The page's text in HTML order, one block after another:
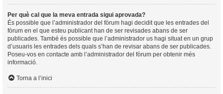
Per què cal que la meva entrada sigui aprovada?
És possible que l’administrador del fòrum hagi decidit que les entrades del
fòrum en el que esteu publicant han de ser revisades abans de ser
publicades. També és possible que l’administrador us hagi situat en un grup
d’usuaris les entrades dels quals s’han de revisar abans de ser publicades.
Poseu-vos en contacte amb l’administrador del fòrum per obtenir més
informació.
Torna a l’inici